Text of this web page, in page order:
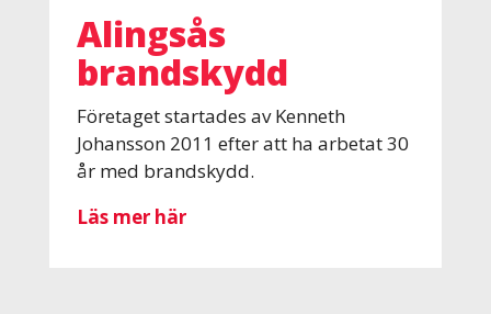
Alingsås
brandskydd
Företaget startades av Kenneth
Johansson 2011 efter att ha arbetat 30
år med brandskydd.
Läs mer här